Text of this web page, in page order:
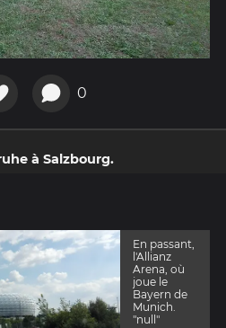
0
à Salzbourg.
En passant,
l'Allianz
Arena, où
joue le
Bayern de
Munich.
"null"